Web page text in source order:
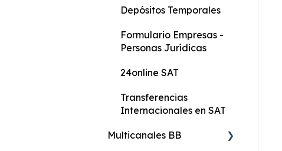
Protección Integral
Depósitos Temporales
Formulario Empresas -
Personas Jurídicas
24online SAT
Transferencias
Internacionales en SAT
Multicanales BB